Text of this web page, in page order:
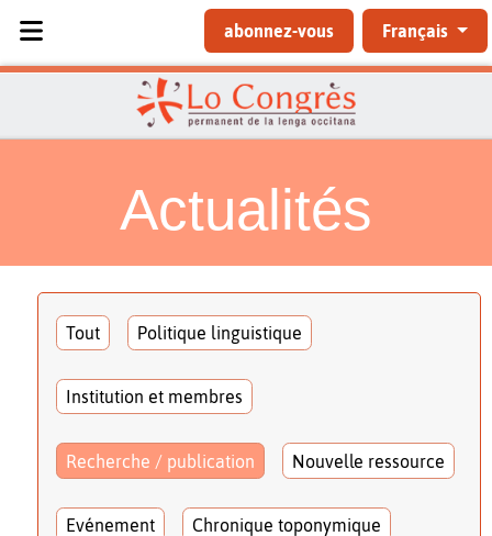
abonnez-vous Français
Actualités
Tout Politique linguistique
Institution et membres
Recherche / publication Nouvelle ressource
Evénement Chronique toponymique